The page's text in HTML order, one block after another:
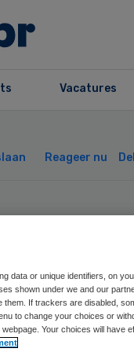
Vacatures
Reageer nu
data or unique identifiers, on
shown under we and our
them. If trackers are disabled,
to change your choices or
Your choices will have